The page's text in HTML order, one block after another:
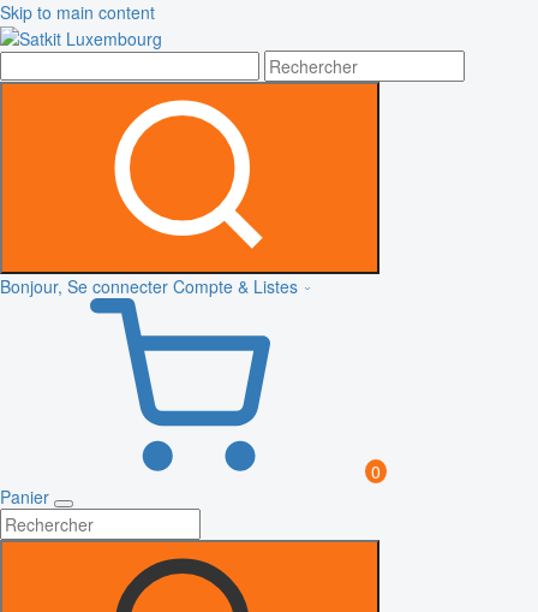
Skip to main content
Bonjour, Se connecter Compte & Listes
0
Panier